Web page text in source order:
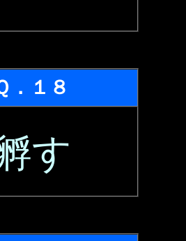
．１８
す